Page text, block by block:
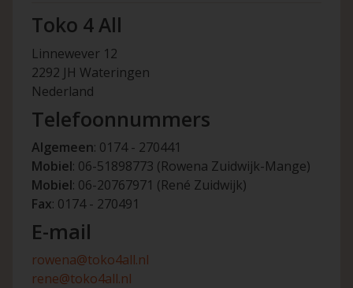
Toko 4 All
Linnewever 12
2292 JH Wateringen
Nederland
Telefoonnummers
Algemeen: 0174 - 270441
Mobiel: 06-51898773 (Rowena Zuidwijk-Mange)
Mobiel: 06-20767971 (René Zuidwijk)
Fax: 0174 - 270491
E-mail
rowena@toko4all.nl
rene@toko4all.nl